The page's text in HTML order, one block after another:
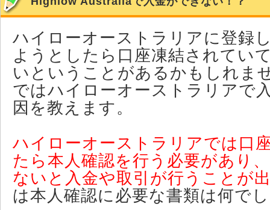
ハイローオーストラリアに登録
ようとしたら口座凍結されてい
いということがあるかもしれま
ではハイローオーストラリアで
因を教えます。
ハイローオーストラリアでは口
たら本人確認を行う必要があり
ないと入金や取引が行うことが
は本人確認に必要な書類は何で